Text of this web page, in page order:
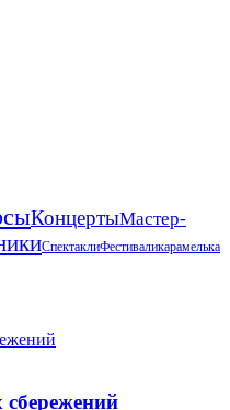
КонцертыМастер-
СпектаклиФестиваликарамелька